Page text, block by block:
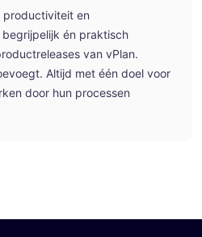
productiviteit en
én praktisch
van vPlan.
Altijd met één doel voor
door hun processen